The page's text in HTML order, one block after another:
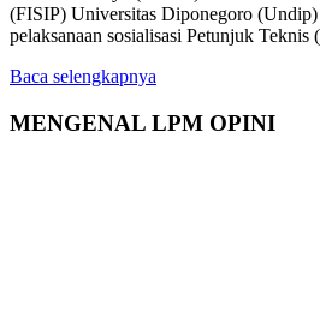
(FISIP) Universitas Diponegoro
pelaksanaan sosialisasi Petunjuk
Baca selengkapnya
MENGENAL LPM OPINI